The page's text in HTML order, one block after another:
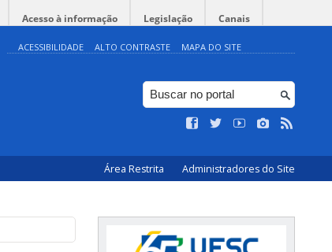
Acesso à informação Legislação Canais
ACESSIBILIDADE ALTO CONTRASTE MAPA DO SITE
Área Restrita Administradores do Site